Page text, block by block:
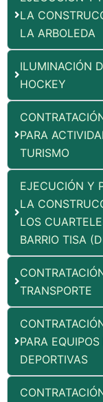
LA
LA ARBOLEDA
ILUMINACIÓN
HOCKEY
PARA
TURISMO
EJECUCIÓN Y
LA
LOS
BARRIO TISA
TRANSPORTE
PARA
DEPORTIVAS